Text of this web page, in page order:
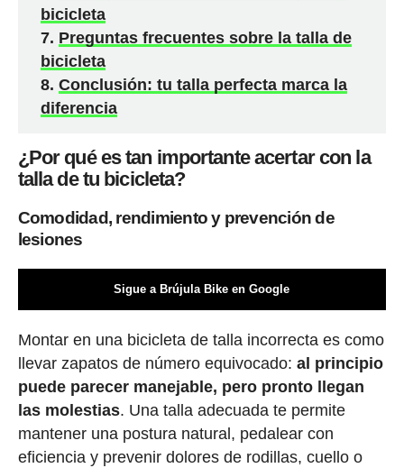
bicicleta
Preguntas frecuentes sobre la talla de
bicicleta
Conclusión: tu talla perfecta marca la
diferencia
¿Por qué es tan importante acertar con la
talla de tu bicicleta?
Comodidad, rendimiento y prevención de
lesiones
Sigue a Brújula Bike en Google
Montar en una bicicleta de talla incorrecta es como
llevar zapatos de número equivocado: al principio
puede parecer manejable, pero pronto llegan
las molestias. Una talla adecuada te permite
mantener una postura natural, pedalear con
eficiencia y prevenir dolores de rodillas, cuello o